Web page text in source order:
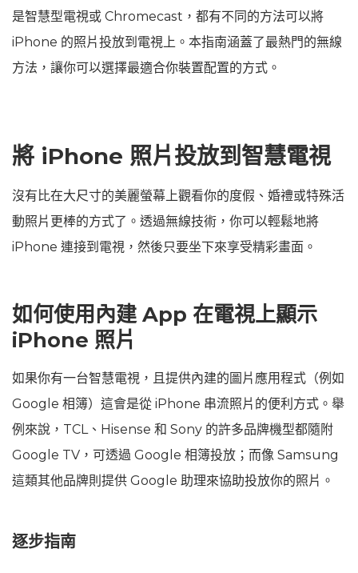
是智慧型電視或 Chromecast，都有不同的方法可以將
iPhone 的照片投放到電視上。本指南涵蓋了最熱門的無線
方法，讓你可以選擇最適合你裝置配置的方式。
將 iPhone 照片投放到智慧電視
沒有比在大尺寸的美麗螢幕上觀看你的度假、婚禮或特殊活
動照片更棒的方式了。透過無線技術，你可以輕鬆地將
iPhone 連接到電視，然後只要坐下來享受精彩畫面。
如何使用內建 App 在電視上顯示
iPhone 照片
如果你有一台智慧電視，且提供內建的圖片應用程式（例如
Google 相簿）這會是從 iPhone 串流照片的便利方式。舉
例來說，TCL、Hisense 和 Sony 的許多品牌機型都隨附
Google TV，可透過 Google 相簿投放；而像 Samsung
這類其他品牌則提供 Google 助理來協助投放你的照片。
逐步指南